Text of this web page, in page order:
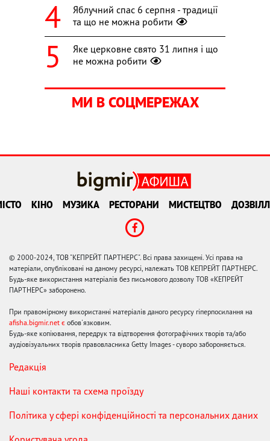
Яблучний спас 6 серпня - традиції
та що не можна робити
Яке церковне свято 31 липня і що
не можна робити
МИ В СОЦМЕРЕЖАХ
КІНО МУЗИКА РЕСТОРАНИ МИСТЕЦТВО
© 2000-2024, ТОВ "КЕПРЕЙТ ПАРТНЕРС". Всі права захищені. Усі права на
матеріали, опубліковані на даному ресурсі, належать ТОВ КЕПРЕЙТ ПАРТНЕРС.
Будь-яке використання матеріалів без письмового дозволу ТОВ «КЕПРЕЙТ
ПАРТНЕРС» заборонено.
При правомірному використанні матеріалів даного ресурсу гіперпосилання на
afisha.bigmir.net є обов'язковим.
Будь-яке копіювання, передрук та відтворення фотографічних творів та/або
аудіовізуальних творів правовласника Getty Images - суворо забороняється.
Редакція
Наші контакти та схема проїзду
Політика у сфері конфіденційності та персональних даних